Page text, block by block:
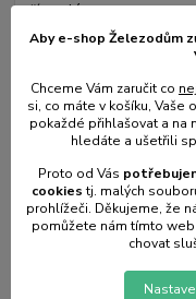
číst celé
Zahradní kalendář -
Aby e-shop Železodům
Chceme Vám zaručit co
si, co máte v košíku,
pokaždé přihlašovat a na
hledáte a ušetřili
Proto od Vás
cookiestj. malých
prohlížeči. Děkujeme, že
pomůžete nám tímto
chovat